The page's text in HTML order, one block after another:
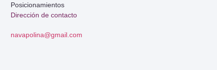
Dirección de contacto
navapolina@gmail.com
Posicionamientos